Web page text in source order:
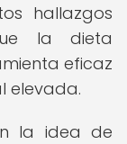
hallazgos
la dieta
eficaz
elevada.
la idea de